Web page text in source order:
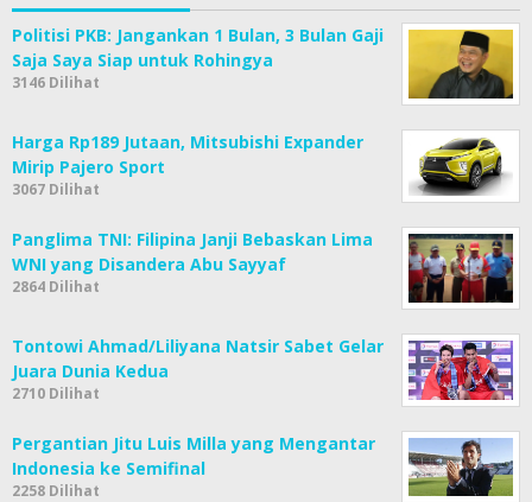
Politisi PKB: Jangankan 1 Bulan, 3 Bulan Gaji
Saja Saya Siap untuk Rohingya
3146 Dilihat
Harga Rp189 Jutaan, Mitsubishi Expander
Mirip Pajero Sport
3067 Dilihat
Panglima TNI: Filipina Janji Bebaskan Lima
WNI yang Disandera Abu Sayyaf
2864 Dilihat
Tontowi Ahmad/Liliyana Natsir Sabet Gelar
Juara Dunia Kedua
2710 Dilihat
Pergantian Jitu Luis Milla yang Mengantar
Indonesia ke Semifinal
2258 Dilihat